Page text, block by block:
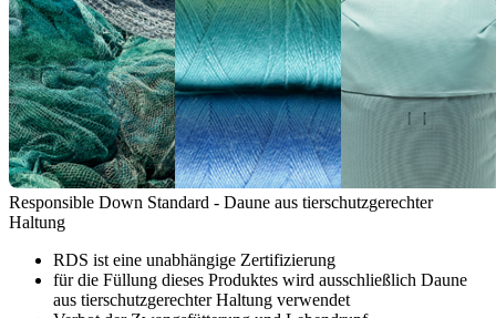
Responsible Down Standard - Daune aus tierschutzgerechter
Haltung
RDS ist eine unabhängige Zertifizierung
für die Füllung dieses Produktes wird ausschließlich Daune
aus tierschutzgerechter Haltung verwendet